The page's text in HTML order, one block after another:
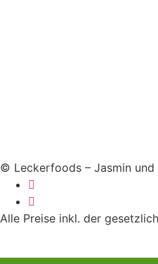
© Leckerfoods – Jasmin und
Alle Preise inkl. der